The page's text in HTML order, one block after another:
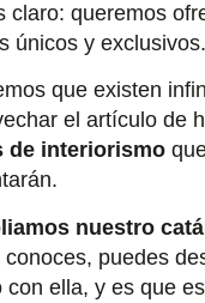
claro: queremos
únicos y
que existen
el artículo de
de interiorismo
nuestro
puedes
con ella, y es que